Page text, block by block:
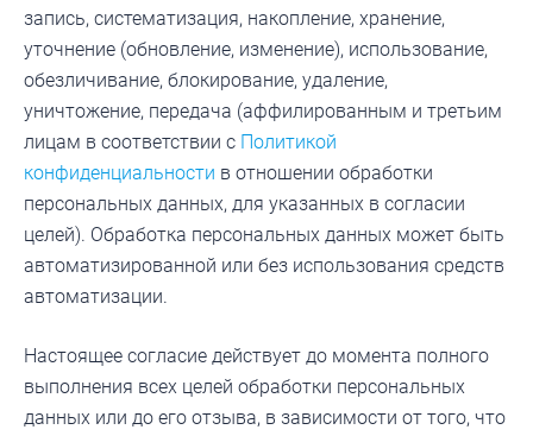
запись, систематизация, накопление, хранение,
уточнение (обновление, изменение), использование,
обезличивание, блокирование, удаление,
уничтожение, передача (аффилированным и третьим
лицам в соответствии с Политикой
конфиденциальности в отношении обработки
персональных данных, для указанных в согласии
целей). Обработка персональных данных может быть
автоматизированной или без использования средств
автоматизации.
Настоящее согласие действует до момента полного
выполнения всех целей обработки персональных
данных или до его отзыва, в зависимости от того, что